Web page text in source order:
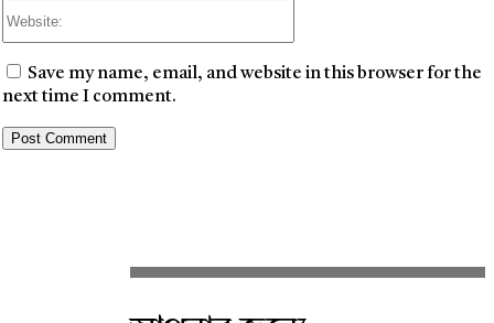
Save my name, email, and website in this browser for the
next time I comment.